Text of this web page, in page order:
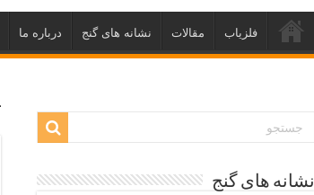
فلزیاب مقالات نشانه های گنج درباره ما
نشانه های گنج